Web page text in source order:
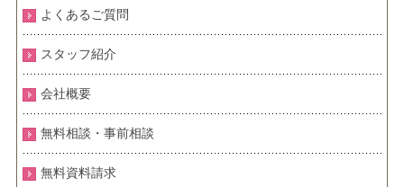
よくあるご質問
スタッフ紹介
会社概要
無料相談・事前相談
無料資料請求